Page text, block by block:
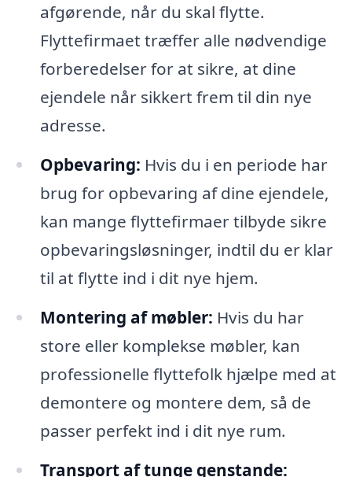
afgørende, når du skal flytte.
Flyttefirmaet træffer alle nødvendige
forberedelser for at sikre, at dine
ejendele når sikkert frem til din nye
adresse.
Opbevaring: Hvis du i en periode har
brug for opbevaring af dine ejendele,
kan mange flyttefirmaer tilbyde sikre
opbevaringsløsninger, indtil du er klar
til at flytte ind i dit nye hjem.
Montering af møbler: Hvis du har
store eller komplekse møbler, kan
professionelle flyttefolk hjælpe med at
demontere og montere dem, så de
passer perfekt ind i dit nye rum.
Transport af tunge genstande: